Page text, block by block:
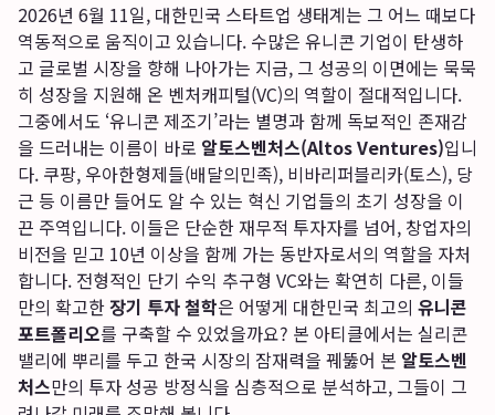
2026년 6월 11일, 대한민국 스타트업 생태계는 그 어느 때보다
역동적으로 움직이고 있습니다. 수많은 유니콘 기업이 탄생하
고 글로벌 시장을 향해 나아가는 지금, 그 성공의 이면에는 묵묵
히 성장을 지원해 온 벤처캐피털(VC)의 역할이 절대적입니다.
그중에서도 ‘유니콘 제조기’라는 별명과 함께 독보적인 존재감
을 드러내는 이름이 바로 알토스벤처스(Altos Ventures)입니
다. 쿠팡, 우아한형제들(배달의민족), 비바리퍼블리카(토스), 당
근 등 이름만 들어도 알 수 있는 혁신 기업들의 초기 성장을 이
끈 주역입니다. 이들은 단순한 재무적 투자자를 넘어, 창업자의
비전을 믿고 10년 이상을 함께 가는 동반자로서의 역할을 자처
합니다. 전형적인 단기 수익 추구형 VC와는 확연히 다른, 이들
만의 확고한장기 투자 철학은 어떻게 대한민국 최고의 유니콘
포트폴리오를 구축할 수 있었을까요? 본 아티클에서는 실리콘
밸리에 뿌리를 두고 한국 시장의 잠재력을 꿰뚫어 본 알토스벤
처스만의 투자 성공 방정식을 심층적으로 분석하고, 그들이 그